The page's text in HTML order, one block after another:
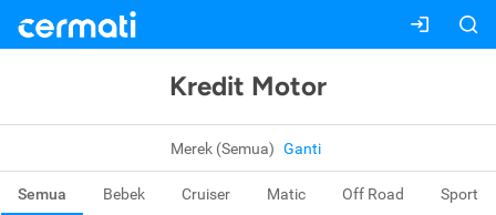
Kredit Motor
Merek (Semua) Ganti
Semua Bebek Cruiser Matic Off Road Sport